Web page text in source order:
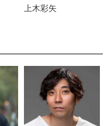
上木彩矢